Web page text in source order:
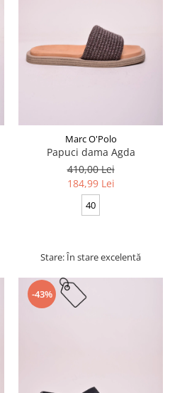
Marc O'Polo
Papuci dama Agda
410,00 Lei
184,99 Lei
40
Stare: În stare excelentă
-43%